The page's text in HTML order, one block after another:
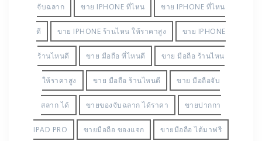
จับฉลาก ขาย IPHONE ที่ไหน ขาย IPHONE ที่ไหน
ดี ขาย IPHONE ร้านไหน ให้ราคาสูง ขาย IPHONE
ร้านไหนดี ขาย มือถือ ที่ไหนดี ขาย มือถือ ร้านไหน
ให้ราคาสูง ขาย มือถือ ร้านไหนดี ขาย มือถือจับ
สลาก ได้ ขายของจับฉลาก ได้ราคา ขายปากกา
IPAD PRO ขายมือถือ ของแจก ขายมือถือ ได้มาฟรี